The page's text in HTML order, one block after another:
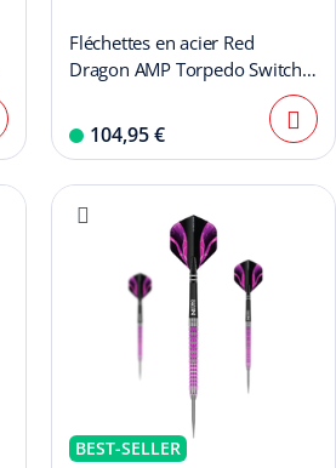
Fléchettes en acier Red
Dragon AMP Torpedo Switch
104,95 €
BEST-SELLER